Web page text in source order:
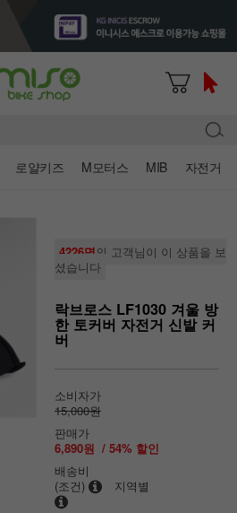
로얄키즈 M모터스 MIB 자전거
4226명의 고객님이 이 상품을 보
셨습니다
락브로스 LF1030 겨울 방
한 토커버 자전거 신발 커
버
소비자가
15,000원
판매가
6,890원 / 54% 할인
배송비
(조건)
지역별